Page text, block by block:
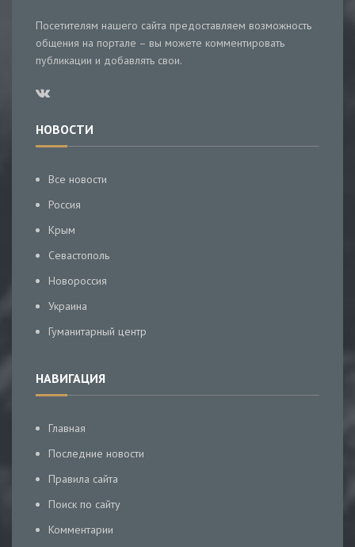
Посетителям нашего сайта предоставляем возможность
общения на портале – вы можете комментировать
публикации и добавлять свои.
НОВОСТИ
Все новости
Россия
Крым
Севастополь
Новороссия
Украина
Гуманитарный центр
НАВИГАЦИЯ
Главная
Последние новости
Правила сайта
Поиск по сайту
Комментарии